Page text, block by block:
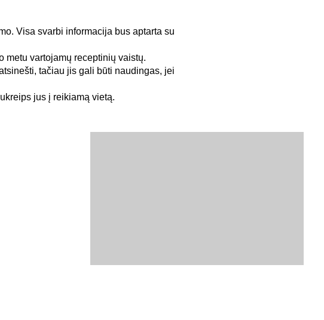
Visa svarbi informacija bus aptarta su
metu vartojamų receptinių vaistų.
tačiau jis gali būti naudingas, jei
jus į reikiamą vietą.